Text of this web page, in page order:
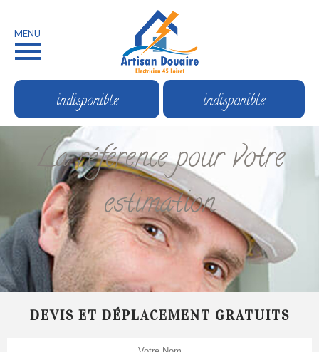
MENU
indisponible indisponible
La référence pour votre
estimation
DEVIS ET DÉPLACEMENT GRATUITS